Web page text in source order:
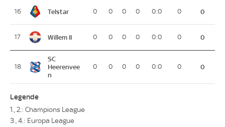
16 Telstar 0 0 0 0 0:0 0 0
17 Willem II 0 0 0 0 0:0 0 0
18
SC
Heerenvee
n
0 0 0 0 0:0 0 0
Legende
1., 2.: Champions League
3., 4.: Europa League